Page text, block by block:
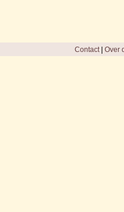
Contact| Over